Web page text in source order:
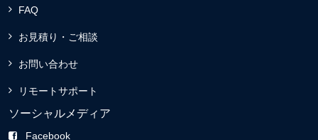
FAQ
お見積り・ご相談
お問い合わせ
リモートサポート
ソーシャルメディア
Facebook